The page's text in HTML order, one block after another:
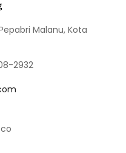
Malanu, Kota
2932